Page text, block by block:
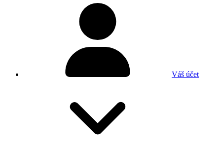
Váš účet